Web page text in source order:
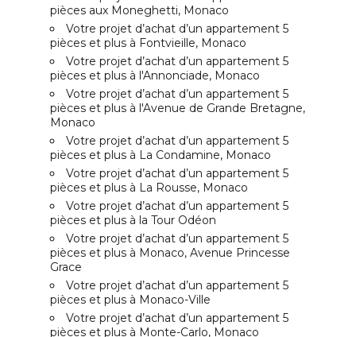
pièces aux Moneghetti, Monaco
Votre projet d’achat d’un appartement 5
pièces et plus à Fontvieille, Monaco
Votre projet d’achat d’un appartement 5
pièces et plus à l'Annonciade, Monaco
Votre projet d’achat d’un appartement 5
pièces et plus à l'Avenue de Grande Bretagne,
Monaco
Votre projet d’achat d’un appartement 5
pièces et plus à La Condamine, Monaco
Votre projet d’achat d’un appartement 5
pièces et plus à La Rousse, Monaco
Votre projet d’achat d’un appartement 5
pièces et plus à la Tour Odéon
Votre projet d’achat d’un appartement 5
pièces et plus à Monaco, Avenue Princesse
Grace
Votre projet d’achat d’un appartement 5
pièces et plus à Monaco-Ville
Votre projet d’achat d’un appartement 5
pièces et plus à Monte-Carlo, Monaco